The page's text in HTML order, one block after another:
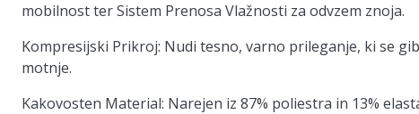
mobilnost ter Sistem Prenosa Vlažnosti za odvzem znoja.
Kompresijski Prikroj: Nudi tesno, varno prileganje, ki se
motnje.
Kakovosten Material: Narejen iz 87% poliestra in 13%